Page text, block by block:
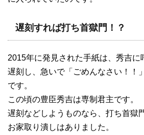
遅刻すれば打ち首獄門！？
2015年に発見された手紙は、秀吉に
遅刻し、急いで「ごめんなさい！！
です。
この頃の豊臣秀吉は専制君主です。
遅刻などしようものなら、打ち首獄
お家取り潰しはありました。